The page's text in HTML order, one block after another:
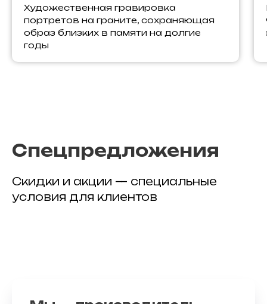
Художественная гравировка
портретов на граните, сохраняющая
образ близких в памяти на долгие
годы
Спецпредложения
Скидки и акции — специальные
условия для клиентов